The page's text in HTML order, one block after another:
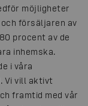
möjligheter
försäljaren av
procent av de
inhemska.
i våra
Vi vill aktivt
framtid med vår